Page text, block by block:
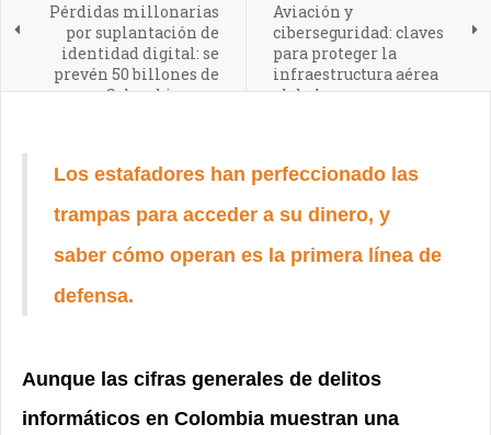
Pérdidas millonarias
por suplantación de
identidad digital: se
prevén 50 billones de
pesos en Colombia para
Aviación y
ciberseguridad: claves
para proteger la
infraestructura aérea
global
Los estafadores han perfeccionado las
trampas para acceder a su dinero, y
saber cómo operan es la primera línea de
defensa.
Aunque las cifras generales de delitos
informáticos en Colombia muestran una